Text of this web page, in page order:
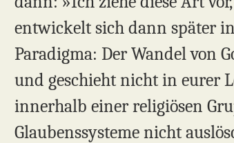
entwickelt sich dann später
Paradigma: Der Wandel von
und geschieht nicht in eurer
innerhalb einer religiösen
Glaubenssysteme nicht